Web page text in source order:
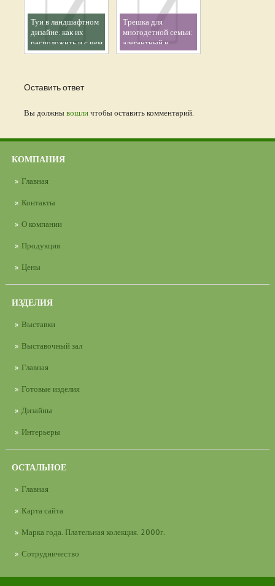
Туи в ландшафтном
дизайне: как их
расположить и с чем
сочетать (64 фото)
Трешка для
многодетной семьи:
элегантный и
практичный
Оставить ответ
Вы должнывошличтобы оставить комментарий.
КОМПАНИЯ
Главная
Контакты
О компании
Продукция
Цены
ИЗДЕЛИЯ
Выставки
Выставочный зал
Главная
Готовые изделия
Дизайны
Интерьеры
ОСТАЛЬНОЕ
Главная
Карта сайта
Марка года. Плательная колекция. 2000г.
Сотрудничество